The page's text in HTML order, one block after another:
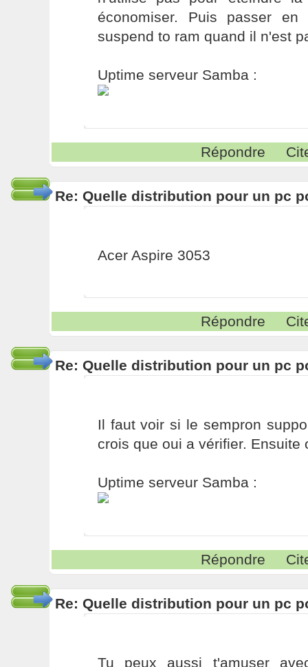
économiser. Puis passer
suspend to ram quand il n'est
Uptime serveur Samba :
Répondre
Re: Quelle distribution pour un pc
Acer Aspire 3053
Répondre
Re: Quelle distribution pour un pc
Il faut voir si le sempron
crois que oui a vérifier. Ensuite
Uptime serveur Samba :
Répondre
Re: Quelle distribution pour un pc
Tu peux aussi t'amuser